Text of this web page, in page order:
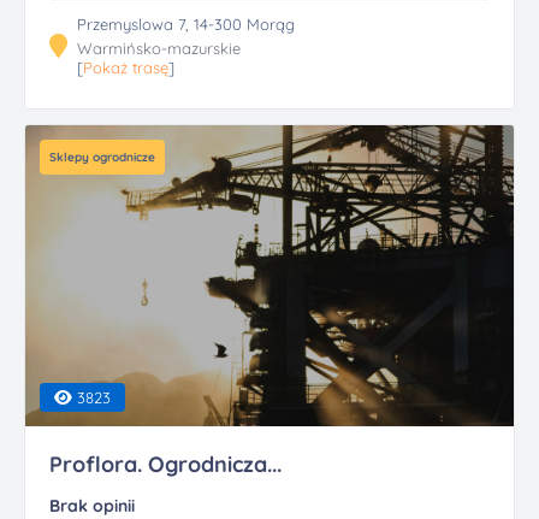
Przemyslowa 7, 14-300 Morąg
Warmińsko-mazurskie
[Pokaż trasę]
Sklepy ogrodnicze
3823
Proflora. Ogrodnicza...
Brak opinii